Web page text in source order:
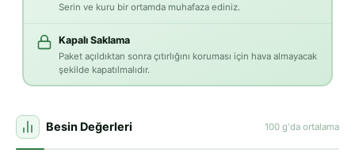
Serin ve kuru bir ortamda muhafaza ediniz.
Kapalı Saklama
Paket açıldıktan sonra çıtırlığını koruması için hava almayacak
şekilde kapatılmalıdır.
Besin Değerleri 100 g'da ortalama